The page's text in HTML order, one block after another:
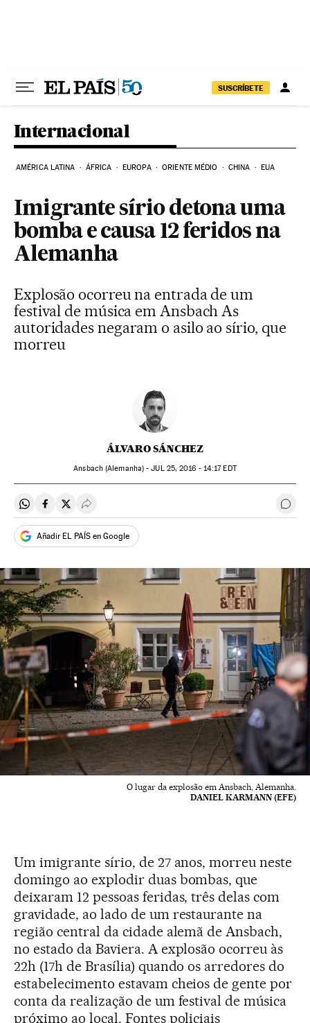
SUSCRÍBETE
Internacional
AMÉRICA LATINA ÁFRICA EUROPA ORIENTE MÉDIO CHINA EUA
Imigrante sírio detona uma
bomba e causa 12 feridos na
Alemanha
Explosão ocorreu na entrada de um
festival de música em Ansbach As
autoridades negaram o asilo ao sírio, que
morreu
ÁLVARO SÁNCHEZ
Ansbach (Alemanha) -JUL25, 2016 - 14:17EDT
Compartir en Whatsapp
Compartir en Facebook
Compartir en Twitter
Desplegar Redes Sociales
Añadir EL PAÍS en Google
O lugar da explosão em Ansbach, Alemanha.
DANIEL KARMANN (EFE)
Um imigrante sírio, de 27 anos, morreu neste
domingo ao explodir duas bombas, que
deixaram 12 pessoas feridas, três delas com
gravidade, ao lado de um restaurante na
região central da cidade alemã de Ansbach,
no estado da Baviera. A explosão ocorreu às
22h (17h de Brasília) quando os arredores do
estabelecimento estavam cheios de gente por
conta da realização de um festival de música
próximo ao local. Fontes policiais